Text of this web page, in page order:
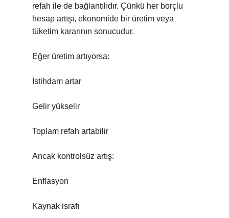
refah ile de bağlantılıdır. Çünkü her borçlu
hesap artışı, ekonomide bir üretim veya
tüketim kararının sonucudur.
Eğer üretim artıyorsa:
İstihdam artar
Gelir yükselir
Toplam refah artabilir
Ancak kontrolsüz artış:
Enflasyon
Kaynak israfı